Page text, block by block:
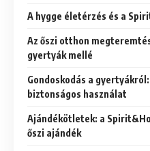
A hygge életérzés és a
Az őszi otthon
gyertyák mellé
Gondoskodás a
biztonságos használat
Ajándékötletek: a
őszi ajándék